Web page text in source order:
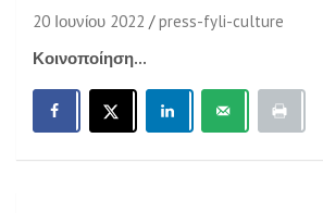
20 Ιουνίου 2022
press-fyli-culture
Κοινοποίηση...